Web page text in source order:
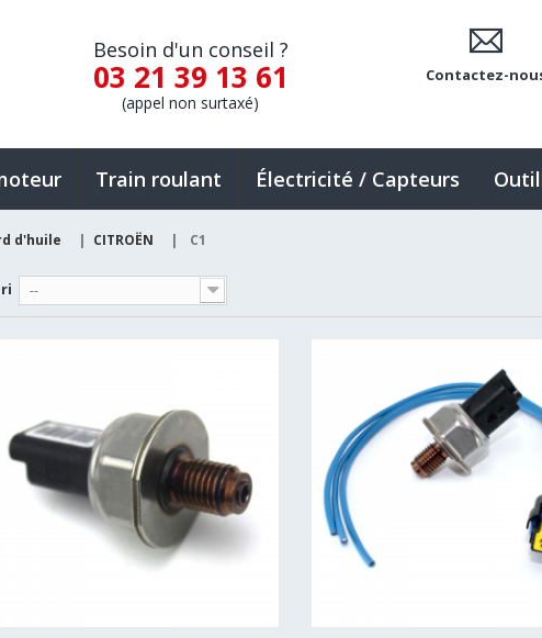
Besoin d'un conseil ?
03 21 39 13 61
(appel non surtaxé)
Contactez-
Train roulant Électricité / Capteurs
d'huile | CITROËN | C1
--